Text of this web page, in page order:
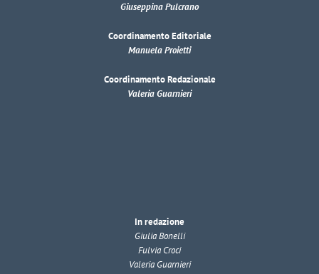
Giuseppina Pulcrano
Coordinamento Editoriale
Manuela Proietti
Coordinamento Redazionale
Valeria Guarnieri
In redazione
Giulia Bonelli
Fulvia Croci
Valeria Guarnieri